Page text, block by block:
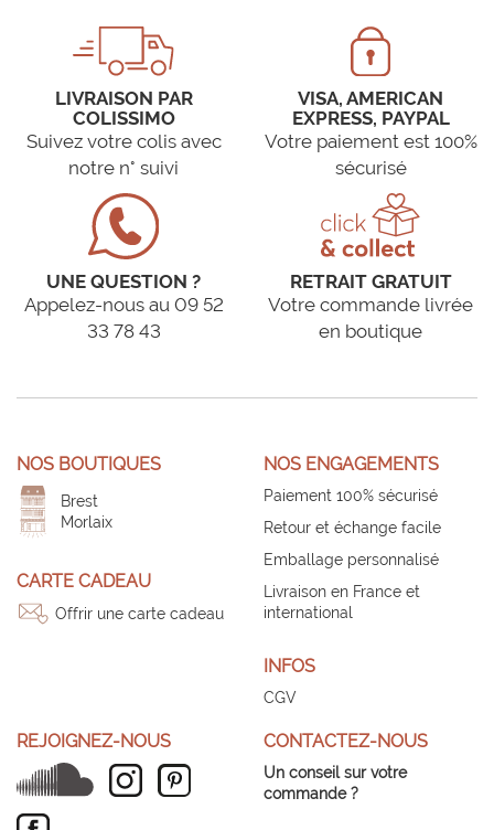
LIVRAISON PAR
COLISSIMO
Suivez votre colis avec
notre n° suivi
VISA, AMERICAN
EXPRESS, PAYPAL
Votre paiement est 100%
sécurisé
UNE QUESTION ?
Appelez-nous au 09 52
33 78 43
RETRAIT GRATUIT
Votre commande livrée
en boutique
NOS BOUTIQUES
Brest
Morlaix
CARTE CADEAU
Offrir une carte cadeau
NOS ENGAGEMENTS
Paiement 100% sécurisé
Retour et échange facile
Emballage personnalisé
Livraison en France et
international
INFOS
CGV
REJOIGNEZ-NOUS CONTACTEZ-NOUS
Un conseil sur votre
commande ?